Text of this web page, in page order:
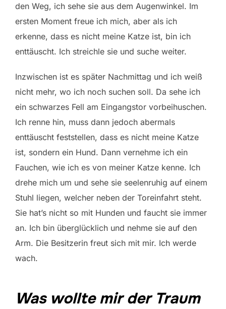
den Weg, ich sehe sie aus dem Augenwinkel. Im
ersten Moment freue ich mich, aber als ich
erkenne, dass es nicht meine Katze ist, bin ich
enttäuscht. Ich streichle sie und suche weiter.
Inzwischen ist es später Nachmittag und ich weiß
nicht mehr, wo ich noch suchen soll. Da sehe ich
ein schwarzes Fell am Eingangstor vorbeihuschen.
Ich renne hin, muss dann jedoch abermals
enttäuscht feststellen, dass es nicht meine Katze
ist, sondern ein Hund. Dann vernehme ich ein
Fauchen, wie ich es von meiner Katze kenne. Ich
drehe mich um und sehe sie seelenruhig auf einem
Stuhl liegen, welcher neben der Toreinfahrt steht.
Sie hat’s nicht so mit Hunden und faucht sie immer
an. Ich bin überglücklich und nehme sie auf den
Arm. Die Besitzerin freut sich mit mir. Ich werde
wach.
Was wollte mir der Traum